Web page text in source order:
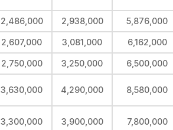
2,486,000 2,938,000 5,876,000
2,607,000 3,081,000 6,162,000
2,750,000 3,250,000 6,500,000
3,630,000 4,290,000 8,580,000
3,300,000 3,900,000 7,800,000